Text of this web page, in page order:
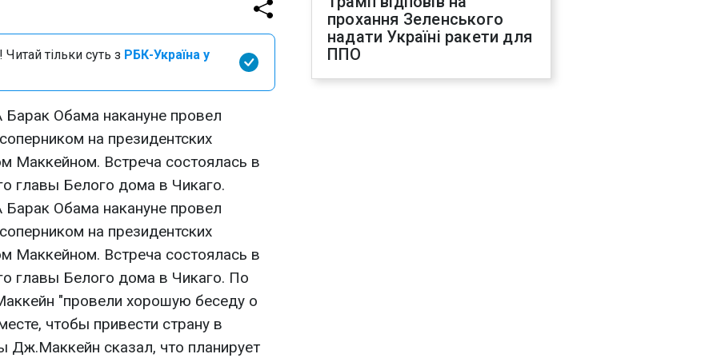
тільки суть з РБК-Україна у
Обама накануне провел
на президентских
Маккейном. Встреча состоялась в
главы Белого дома в Чикаго.
Обама накануне провел
на президентских
Маккейном. Встреча состоялась в
главы Белого дома в Чикаго. По
"провели хорошую беседу о
чтобы привести страну в
Дж.Маккейн сказал, что планирует
прохання Зеленського
надати Україні ракети для
ППО